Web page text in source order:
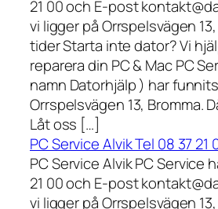
21 00 och E-post
vi ligger på Orrspelsvägen
tider Starta inte dator? Vi
reparera din PC & Mac PC
namn Datorhjälp ) har funnits
Orrspelsvägen 13, Bromma.
Låt oss […]
PC Service Alvik Tel 08 37 21
PC Service Alvik PC Service
21 00 och E-post
vi ligger på Orrspelsvägen